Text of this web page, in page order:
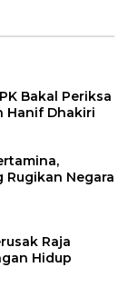
Bakal Periksa
Hanif Dhakiri
Rugikan Negara
Raja
Hidup